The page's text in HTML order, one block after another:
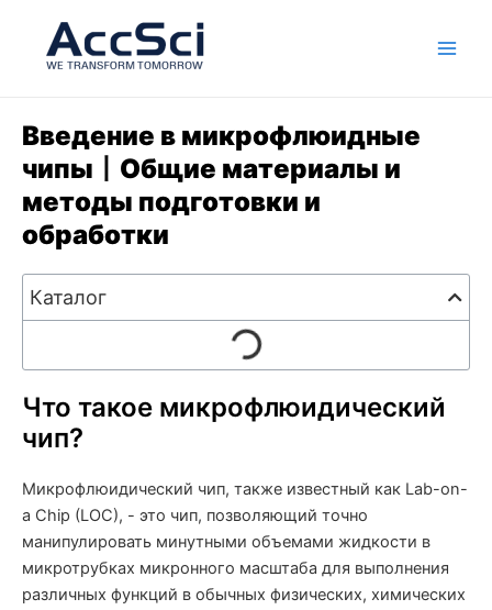
content
Введение в микрофлюидные
чипы丨Общие материалы и
методы подготовки и
обработки
Каталог
Что такое микрофлюидический
чип?
Микрофлюидический чип, также известный как Lab-on-
a Chip (LOC), - это чип, позволяющий точно
манипулировать минутными объемами жидкости в
микротрубках микронного масштаба для выполнения
различных функций в обычных физических, химических